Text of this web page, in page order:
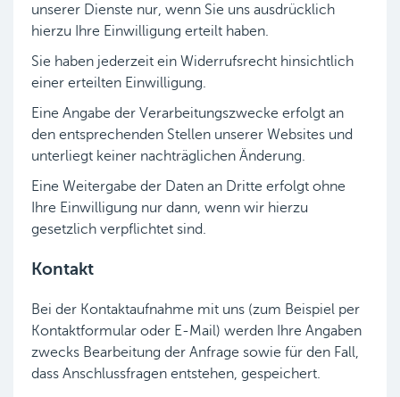
unserer Dienste nur, wenn Sie uns ausdrücklich
hierzu Ihre Einwilligung erteilt haben.
Sie haben jederzeit ein Widerrufsrecht hinsichtlich
einer erteilten Einwilligung.
Eine Angabe der Verarbeitungszwecke erfolgt an
den entsprechenden Stellen unserer Websites und
unterliegt keiner nachträglichen Änderung.
Eine Weitergabe der Daten an Dritte erfolgt ohne
Ihre Einwilligung nur dann, wenn wir hierzu
gesetzlich verpflichtet sind.
Kontakt
Bei der Kontaktaufnahme mit uns (zum Beispiel per
Kontaktformular oder E-Mail) werden Ihre Angaben
zwecks Bearbeitung der Anfrage sowie für den Fall,
dass Anschlussfragen entstehen, gespeichert.